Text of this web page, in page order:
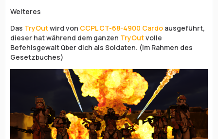
Weiteres
Das TryOutwird von CCPL CT-68-4900 Cardo ausgeführt,
dieser hat während dem ganzen TryOutvolle
Befehlsgewalt über dich als Soldaten. (Im Rahmen des
Gesetzbuches)